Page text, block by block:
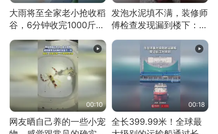
大雨将至全家老小抢收稻
谷，6分钟收完1000斤，
没有一个人掉链子
发泡水泥填不满，装修师
傅检查发现漏到楼下：出
风口未延伸到外墙
00:10
网友晒自己养的一些小宠
00:18
全长399.99米！全球最